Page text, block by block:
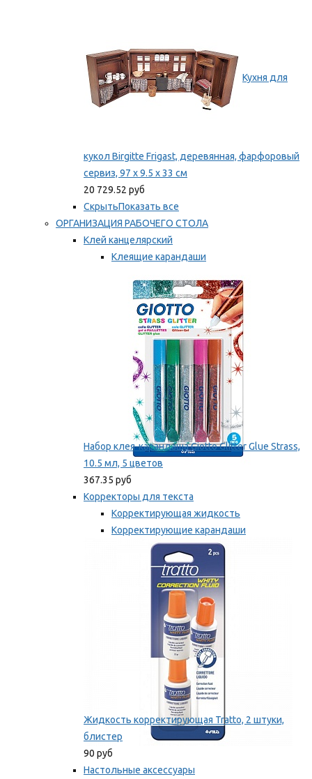
Кухня для
кукол Birgitte Frigast, деревянная, фарфоровый
сервиз, 97 x 9.5 x 33 см
20 729.52 руб
СкрытьПоказать все
ОРГАНИЗАЦИЯ РАБОЧЕГО СТОЛА
Клей канцелярский
Клеящие карандаши
Мы рекомендуем
Набор клея-карандаша Giotto Glitter Glue Strass,
10.5 мл, 5 цветов
367.35 руб
Корректоры для текста
Корректирующая жидкость
Корректирующие карандаши
Корректирующие ленты
Мы рекомендуем
Жидкость корректирующая Tratto, 2 штуки,
блистер
90 руб
Настольные аксессуары